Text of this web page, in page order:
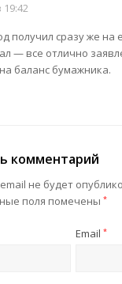
19:42
получил сразу же на
— все отлично
баланс бумажника.
комментарий
не будет
поля помечены *
Email*